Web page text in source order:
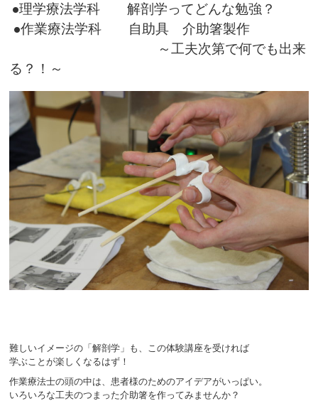
●理学療法学科 解剖学ってどんな勉強？
●作業療法学科 自助具 介助箸製作
～工夫次第で何でも出来
る？！～
難しいイメージの「解剖学」も、この体験講座を受ければ
学ぶことが楽しくなるはず！
作業療法士の頭の中は、患者様のためのアイデアがいっぱい。
いろいろな工夫のつまった介助箸を作ってみませんか？